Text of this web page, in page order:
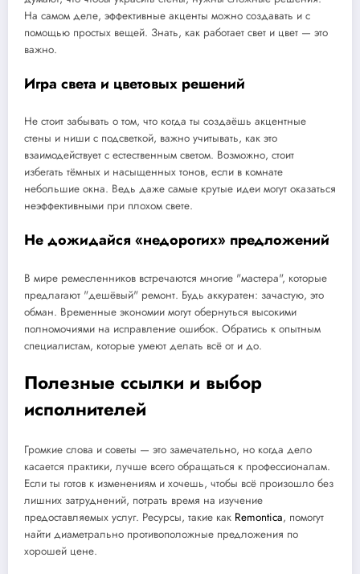
На самом деле, эффективные акценты можно создавать и с
помощью простых вещей. Знать, как работает свет и цвет — это
важно.
Игра света и цветовых решений
Не стоит забывать о том, что когда ты создаёшь акцентные
стены и ниши с подсветкой, важно учитывать, как это
взаимодействует с естественным светом. Возможно, стоит
избегать тёмных и насыщенных тонов, если в комнате
небольшие окна. Ведь даже самые крутые идеи могут оказаться
неэффективными при плохом свете.
Не дожидайся «недорогих» предложений
В мире ремесленников встречаются многие "мастера", которые
предлагают "дешёвый" ремонт. Будь аккуратен: зачастую, это
обман. Временные экономии могут обернуться высокими
полномочиями на исправление ошибок. Обратись к опытным
специалистам, которые умеют делать всё от и до.
Полезные ссылки и выбор
исполнителей
Громкие слова и советы — это замечательно, но когда дело
касается практики, лучше всего обращаться к профессионалам.
Если ты готов к изменениям и хочешь, чтобы всё произошло без
лишних затруднений, потрать время на изучение
предоставляемых услуг. Ресурсы, такие как Remontica, помогут
найти диаметрально противоположные предложения по
хорошей цене.